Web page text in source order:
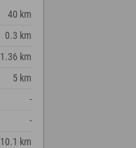
40 km
0.3 km
1.36 km
5 km
-
-
10.1 km